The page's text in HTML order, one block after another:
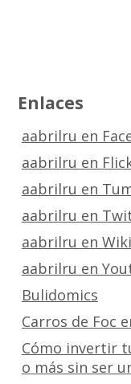
Enlaces
aabrilru en
aabrilru en
aabrilru en
aabrilru en
aabrilru en
aabrilru en
Bulidomics
Carros de Foc
Cómo invertir
o más sin ser